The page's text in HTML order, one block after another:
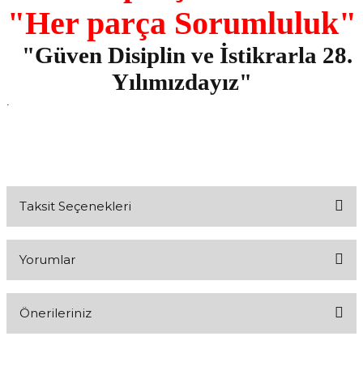
"Her parça Sorumluluk"
"Güven Disiplin ve İstikrarla 28.
Yılımızdayız"
.
Taksit Seçenekleri
Yorumlar
Önerileriniz